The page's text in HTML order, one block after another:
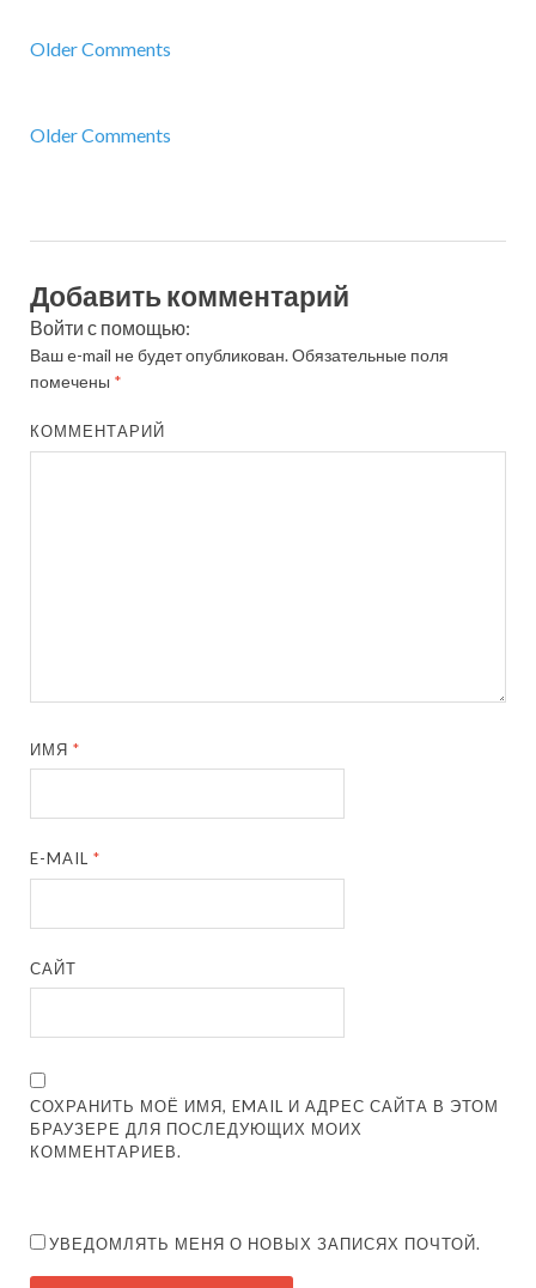
Older Comments
Older Comments
Добавить комментарий
Войти с помощью:
Ваш e-mail не будет опубликован.Обязательные поля
помечены *
КОММЕНТАРИЙ
ИМЯ*
E-MAIL*
САЙТ
СОХРАНИТЬ МОЁ ИМЯ, EMAIL И АДРЕС САЙТА В ЭТОМ
БРАУЗЕРЕ ДЛЯ ПОСЛЕДУЮЩИХ МОИХ
КОММЕНТАРИЕВ.
УВЕДОМЛЯТЬ МЕНЯ О НОВЫХ ЗАПИСЯХ ПОЧТОЙ.